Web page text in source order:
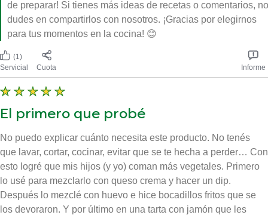
de preparar! Si tienes más ideas de recetas o comentarios, no
dudes en compartirlos con nosotros. ¡Gracias por elegirnos
para tus momentos en la cocina! 😊
(1)
Servicial
Cuota Informe
El primero que probé
No puedo explicar cuánto necesita este producto. No tenés
que lavar, cortar, cocinar, evitar que se te hecha a perder… Con
esto logré que mis hijos (y yo) coman más vegetales. Primero
lo usé para mezclarlo con queso crema y hacer un dip.
Después lo mezclé con huevo e hice bocadillos fritos que se
los devoraron. Y por último en una tarta con jamón que les